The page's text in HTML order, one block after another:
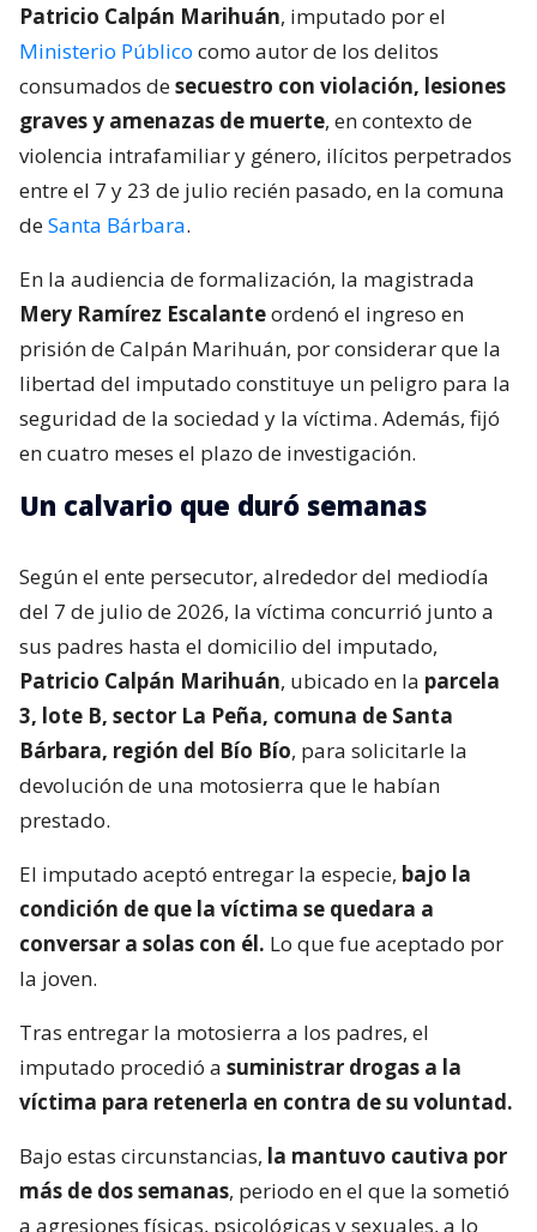
Patricio Calpán Marihuán, imputado por el
Ministerio Público como autor de los delitos
consumados desecuestro con violación, lesiones
graves y amenazas de muerte, en contexto de
violencia intrafamiliar y género, ilícitos perpetrados
entre el 7 y 23 de julio recién pasado, en la comuna
deSanta Bárbara.
En la audiencia de formalización, la magistrada
Mery Ramírez Escalanteordenó el ingreso en
prisión de Calpán Marihuán, por considerar que la
libertad del imputado constituye un peligro para la
seguridad de la sociedad y la víctima. Además, fijó
en cuatro meses el plazo de investigación.
Un calvario que duró semanas
Según el ente persecutor, alrededor del mediodía
del 7 de julio de 2026, la víctima concurrió junto a
sus padres hasta el domicilio del imputado,
Patricio Calpán Marihuán, ubicado en la parcela
3, lote B, sector La Peña, comuna de Santa
Bárbara, región del Bío Bío, para solicitarle la
devolución de una motosierra que le habían
prestado.
El imputado aceptó entregar la especie, bajo la
condición de que la víctima se quedara a
conversar a solas con él. Lo que fue aceptado por
la joven.
Tras entregar la motosierra a los padres, el
imputado procedió a suministrar drogas a la
víctima para retenerla en contra de su voluntad.
Bajo estas circunstancias, la mantuvo cautiva por
más de dos semanas, periodo en el que la sometió
a agresiones físicas, psicológicas y sexuales, a lo